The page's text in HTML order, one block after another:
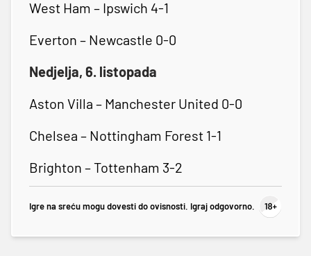
West Ham – Ipswich 4-1
Everton – Newcastle 0-0
Nedjelja, 6. listopada
Aston Villa – Manchester United 0-0
Chelsea – Nottingham Forest 1-1
Brighton – Tottenham 3-2
Igre na sreću mogu dovesti do ovisnosti. Igraj odgovorno.